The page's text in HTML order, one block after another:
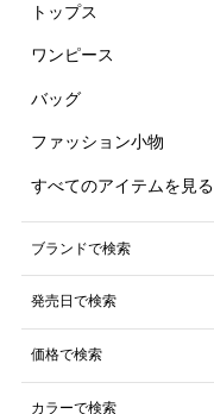
トップス
ワンピース
バッグ
ファッション小物
すべてのアイテムを見る
ブランドで検索
発売日で検索
価格で検索
カラーで検索